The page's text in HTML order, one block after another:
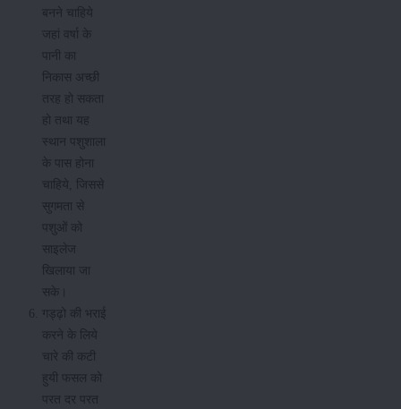
बनने चाहिये
जहां वर्षा के
पानी का
निकास अच्छी
तरह हो सकता
हो तथा यह
स्थान पशुशाला
के पास होना
चाहिये, जिससे
सुगमता से
पशुओं को
साइलेज
खिलाया जा
सके।
गड्ढ़ो की भराई
करने के लिये
चारे की कटी
हुयी फसल को
परत दर परत